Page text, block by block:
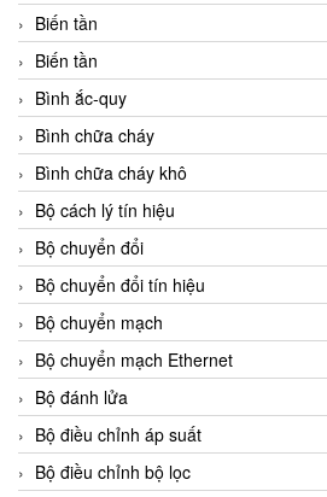
Biến tần
Biến tần
Bình ắc-quy
Bình chữa cháy
Bình chữa cháy khô
Bộ cách lý tín hiệu
Bộ chuyển đổi
Bộ chuyển đổi tín hiệu
Bộ chuyển mạch
Bộ chuyển mạch Ethernet
Bộ đánh lửa
Bộ điều chỉnh áp suất
Bộ điều chỉnh bộ lọc